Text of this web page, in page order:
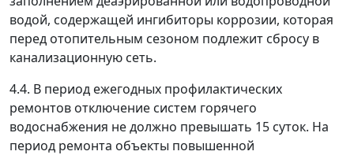
водой, содержащей ингибиторы коррозии, которая
перед отопительным сезоном подлежит сбросу в
канализационную сеть.
4.4. В период ежегодных профилактических
ремонтов отключение систем горячего
водоснабжения не должно превышать 15 суток. На
период ремонта объекты повышенной